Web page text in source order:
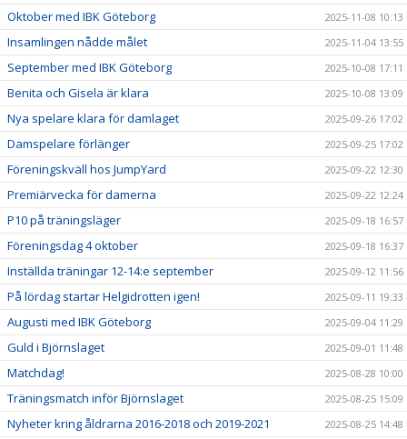
Oktober med IBK Göteborg 2025-11-08 10:13
Insamlingen nådde målet 2025-11-04 13:55
September med IBK Göteborg 2025-10-08 17:11
Benita och Gisela är klara 2025-10-08 13:09
Nya spelare klara för damlaget 2025-09-26 17:02
Damspelare förlänger 2025-09-25 17:02
Föreningskväll hos JumpYard 2025-09-22 12:30
Premiärvecka för damerna 2025-09-22 12:24
P10 på träningsläger 2025-09-18 16:57
Föreningsdag 4 oktober 2025-09-18 16:37
Inställda träningar 12-14:e september 2025-09-12 11:56
På lördag startar Helgidrotten igen! 2025-09-11 19:33
Augusti med IBK Göteborg 2025-09-04 11:29
Guld i Björnslaget 2025-09-01 11:48
Matchdag! 2025-08-28 10:00
Träningsmatch inför Björnslaget 2025-08-25 15:09
Nyheter kring åldrarna 2016-2018 och 2019-2021 2025-08-25 14:48